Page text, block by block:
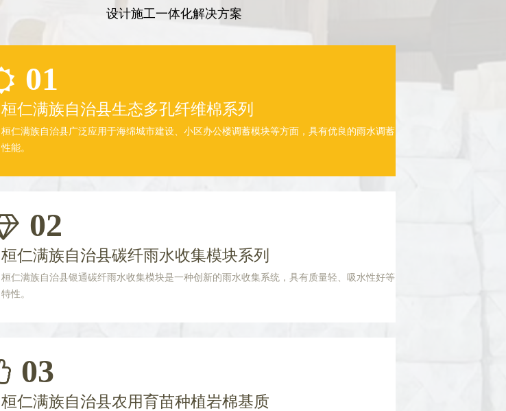
设计施工一体化解决方案
01
桓仁满族自治县生态多孔纤维棉系列
桓仁满族自治县广泛应用于海绵城市建设、小区办公楼调蓄模块等方面，具有优良的雨水调蓄
性能。
02
桓仁满族自治县碳纤雨水收集模块系列
桓仁满族自治县银通碳纤雨水收集模块是一种创新的雨水收集系统，具有质量轻、吸水性好等
特性。
03
桓仁满族自治县农用育苗种植岩棉基质